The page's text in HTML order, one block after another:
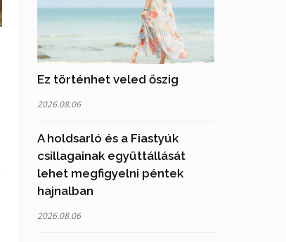
Ez történhet veled őszig
2026.08.06
A holdsarló és a Fiastyúk
csillagainak együttállását
lehet megfigyelni péntek
hajnalban
2026.08.06